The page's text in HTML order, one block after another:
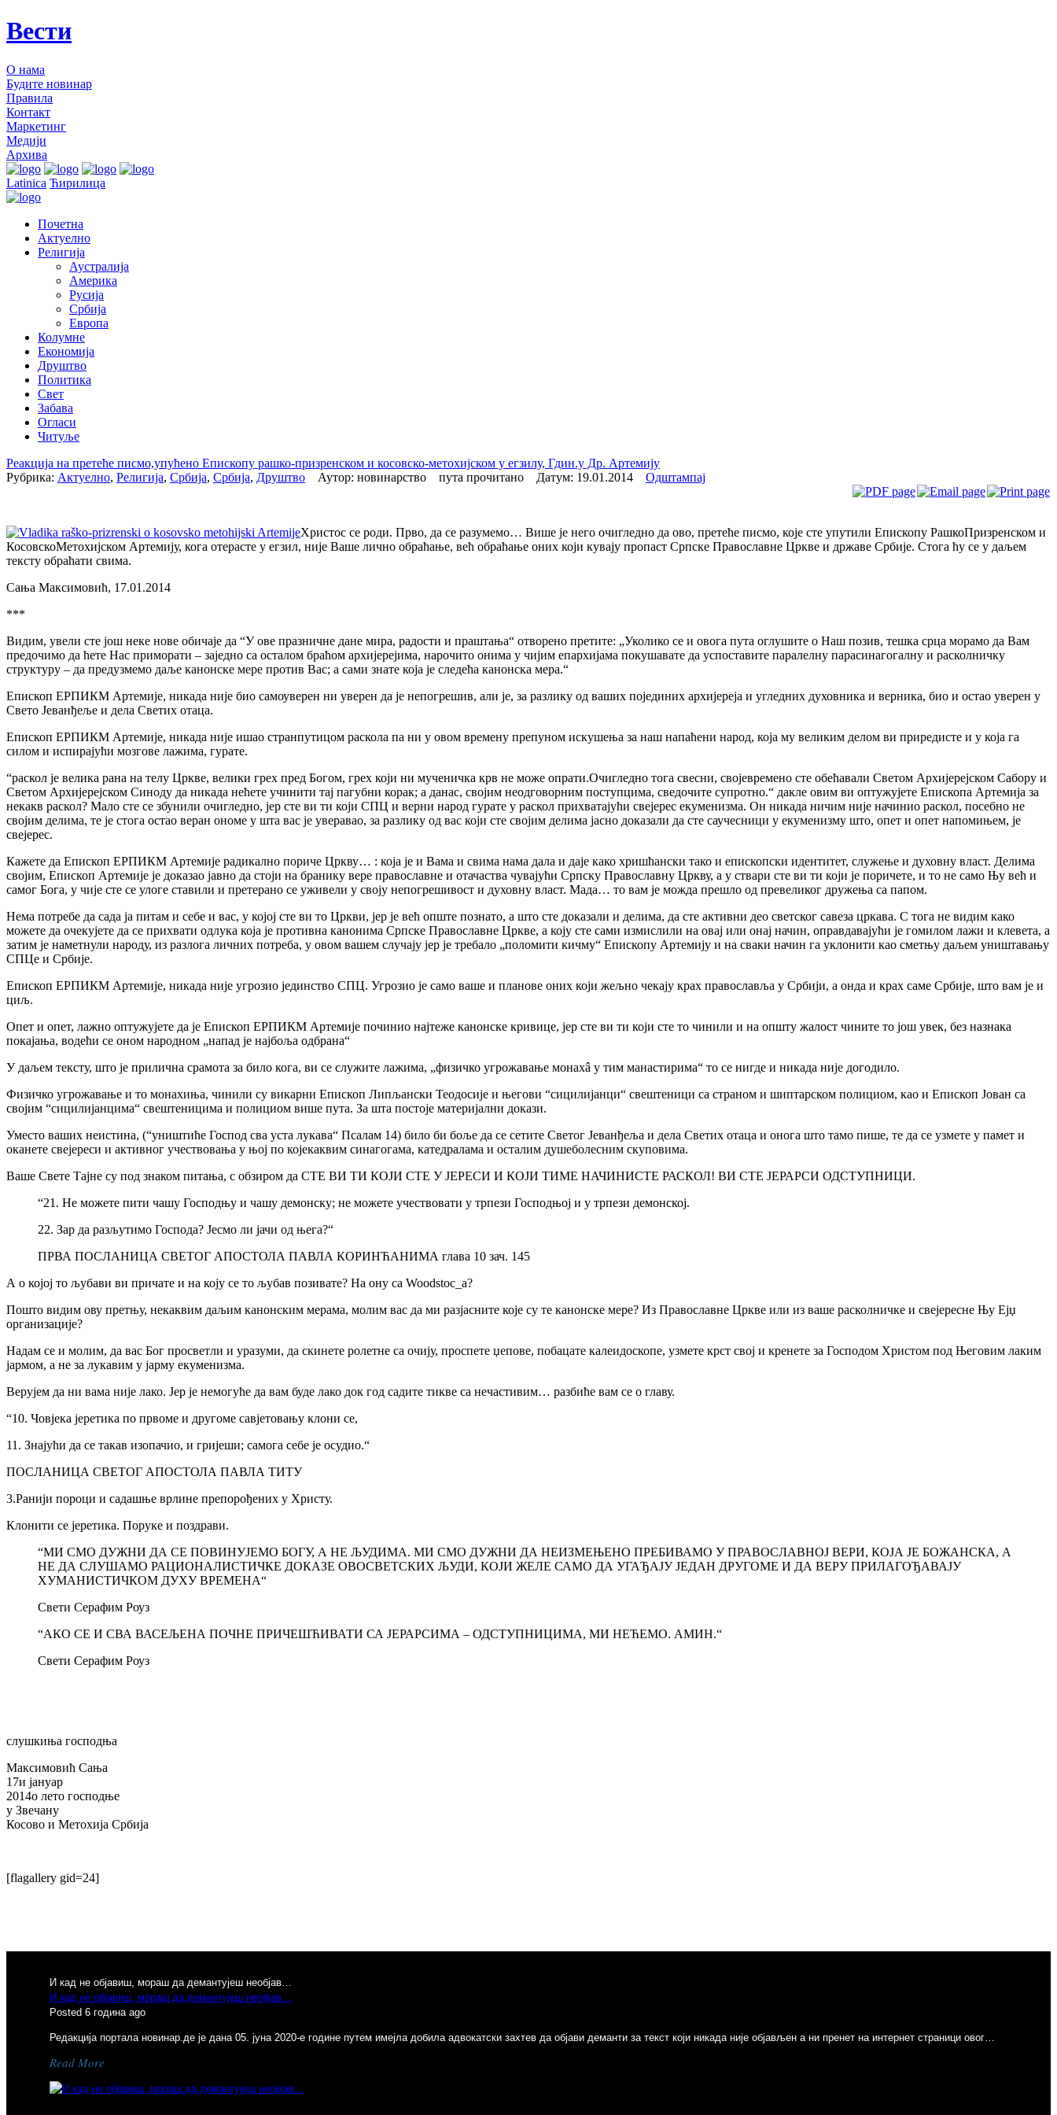
Вести
О нама
Будите новинар
Правила
Контакт
Маркетинг
Медији
Архива
Latinica Ћирилица
Почетна
Актуелно
Религија
Аустралија
Америка
Русија
Србија
Европа
Колумне
Економија
Друштво
Политика
Свет
Забава
Огласи
Читуље
Реакција на претеће писмо,упућено Епископу рашко-призренском и косовско-метохијском у егзилу, Гдин.у Др. Артемију
Рубрика: Актуелно, Религија, Србија, Србија, Друштво Аутор: новинарство пута прочитано Датум: 19.01.2014 Одштампај
Христос се роди. Прво, да се разумемо… Више је него очигледно да ово, претеће писмо, које сте упутили Епископу РашкоПризренском и
КосовскоМетохијском Артемију, кога отерасте у егзил, није Ваше лично обраћање, већ обраћање оних који кувају пропаст Српске Православне Цркве и државе Србије. Стога ћу се у даљем
тексту обраћати свима.
Сања Максимовић, 17.01.2014
***
Видим, увели сте још неке нове обичаје да “У ове празничне дане мира, радости и праштањa“ отворено претите: „Уколико се и овога пута оглушите о Наш позив, тешка срца морамо да Вам
предочимо да ћете Нас приморати – заједно са осталом браћом архијерејима, нарочито онима у чијим епархијама покушавате да успоставите паралелну парасинагогалну и расколничку
структуру – да предузмемо даље канонске мере против Вас; а сами знате која је следећа канонска мера.“
Епископ ЕРПИКМ Артемије, никада није био самоуверен ни уверен да је непогрешив, али је, за разлику од ваших појединих архијереја и угледних духовника и верника, био и остао уверен у
Свето Јеванђеље и дела Светих отаца.
Епископ ЕРПИКМ Артемије, никада није ишао странпутицом раскола па ни у овом времену препуном искушења за наш напаћени народ, која му великим делом ви приредисте и у која га
силом и испирајући мозгове лажима, гурате.
“раскол је велика рана на телу Цркве, велики грех пред Богом, грех који ни мученичка крв не може опрати.Очигледно тога свесни, својевремено сте обећавали Светом Архијерејском Сабору и
Светом Архијерејском Синоду да никада нећете учинити тај пагубни корак; а данас, својим неодговорним поступцима, сведочите супротно.“ дакле овим ви оптужујете Епископа Артемија за
некакв раскол? Мало сте се збунили очигледно, јер сте ви ти који СПЦ и верни народ гурате у раскол прихватајући свејерес екуменизма. Он никада ничим није начинио раскол, посебно не
својим делима, те је стога остао веран ономе у шта вас је уверавао, за разлику од вас који сте својим делима јасно доказали да сте саучесници у екуменизму што, опет и опет напомињем, је
свејерес.
Кажете да Епископ ЕРПИКМ Артемије радикално пориче Цркву… : која је и Вама и свима нама дала и даје како хришћански тако и епископски идентитет, служење и духовну власт. Делима
својим, Епископ Артемије је доказао јавно да стоји на бранику вере православне и отачаства чувајући Српску Православну Цркву, а у ствари сте ви ти који је поричете, и то не само Њу већ и
самог Бога, у чије сте се улоге ставили и претерано се уживели у своју непогрешивост и духовну власт. Мада… то вам је можда прешло од превеликог дружења са папом.
Нема потребе да сада ја питам и себе и вас, у којој сте ви то Цркви, јер је већ опште познато, а што сте доказали и делима, да сте активни део светског савеза цркава. С тога не видим како
можете да очекујете да се прихвати одлука која је противна канонима Српске Православне Цркве, а коју сте сами измислили на овај или онај начин, оправдавајући је гомилом лажи и клевета, а
затим је наметнули народу, из разлога личних потреба, у овом вашем случају јер је требало „поломити кичму“ Епископу Артемију и на сваки начин га уклонити као сметњу даљем уништавању
СПЦе и Србије.
Епископ ЕРПИКМ Артемије, никада није угрозио јединство СПЦ. Угрозио је само ваше и планове оних који жељно чекају крах православља у Србији, а онда и крах саме Србије, што вам је и
циљ.
Опет и опет, лажно оптужујете да је Епископ ЕРПИКМ Артемије починио најтеже канонске кривице, јер сте ви ти који сте то чинили и на општу жалост чините то још увек, без назнака
покајања, водећи се оном народном „напад је најбоља одбрана“
У даљем тексту, што је прилична срамота за било кога, ви се служите лажима, „физичко угрожавање монахâ у тим манастирима“ то се нигде и никада није догодило.
Физичко угрожавање и то монахиња, чинили су викарни Епископ Липљански Теодосије и његови “сицилијанци“ свештеници са страном и шиптарском полициом, као и Епископ Јован са
својим “сицилијанцима“ свештеницима и полициом више пута. За шта постоје материјални докази.
Уместо ваших неистина, (“уништиће Господ сва уста лукава“ Псалам 14) било би боље да се сетите Светог Јеванђеља и дела Светих отаца и онога што тамо пише, те да се узмете у памет и
оканете свејереси и активног учествовања у њој по којекаквим синагогама, катедралама и осталим душеболесним скуповима.
Ваше Свете Тајне су под знаком питања, с обзиром да СТЕ ВИ ТИ КОЈИ СТЕ У ЈЕРЕСИ И КОЈИ ТИМЕ НАЧИНИСТЕ РАСКОЛ! ВИ СТЕ ЈЕРАРСИ ОДСТУПНИЦИ.
“21. Не можете пити чашу Господњу и чашу демонску; не можете учествовати у трпези Господњој и у трпези демонској.
22. Зар да разљутимо Господа? Јесмо ли јачи од њега?“
ПРВА ПОСЛАНИЦА СВЕТОГ АПОСТОЛА ПАВЛА КОРИНЋАНИМА глава 10 зач. 145
А о којој то љубави ви причате и на коју се то љубав позивате? На ону са Woodstoc_a?
Пошто видим ову претњу, некаквим даљим канонским мерама, молим вас да ми разјасните које су те канонске мере? Из Православне Цркве или из ваше расколничке и свејересне Њу Ејџ
организације?
Надам се и молим, да вас Бог просветли и уразуми, да скинете ролетне са очију, проспете џепове, побацате калеидоскопе, узмете крст свој и кренете за Господом Христом под Његовим лаким
јармом, а не за лукавим у јарму екуменизма.
Верујем да ни вама није лако. Јер је немогуће да вам буде лако док год садите тикве са нечастивим… разбиће вам се о главу.
“10. Човјека јеретика по првоме и другоме савјетовању клони се,
11. Знајући да се такав изопачио, и гријеши; самога себе је осудио.“
ПОСЛАНИЦА СВЕТОГ АПОСТОЛА ПАВЛА ТИТУ
3.Ранији пороци и садашње врлине препорођених у Христу.
Клонити се јеретика. Поруке и поздрави.
“МИ СМО ДУЖНИ ДА СЕ ПОВИНУЈЕМО БОГУ, А НЕ ЉУДИМА. МИ СМО ДУЖНИ ДА НЕИЗМЕЊЕНО ПРЕБИВАМО У ПРАВОСЛАВНОЈ ВЕРИ, КОЈА ЈЕ БОЖАНСКА, А
НЕ ДА СЛУШАМО РАЦИОНАЛИСТИЧКЕ ДОКАЗЕ ОВОСВЕТСКИХ ЉУДИ, КОЈИ ЖЕЛЕ САМО ДА УГАЂАЈУ ЈЕДАН ДРУГОМЕ И ДА ВЕРУ ПРИЛАГОЂАВАЈУ
ХУМАНИСТИЧКОМ ДУХУ ВРЕМЕНА“
Свети Серафим Роуз
“АКО СЕ И СВА ВАСЕЉЕНА ПОЧНЕ ПРИЧЕШЋИВАТИ СА ЈЕРАРСИМА – ОДСТУПНИЦИМА, МИ НЕЋЕМО. АМИН.“
Свети Серафим Роуз
слушкиња господња
Максимовић Сања
17и јануар
2014о лето господње
у Звечану
Косово и Метохија Србија
[flagallery gid=24]
И кад не објавиш, мораш да демантујеш необјав…
И кад не објавиш, мораш да демантујеш необјав…
Posted 6 година ago
Редакција портала новинар.де је дана 05. јуна 2020-е године путем имејла добила адвокатски захтев да објави деманти за текст који никада није објављен а ни пренет на интернет страници овог…
Read More